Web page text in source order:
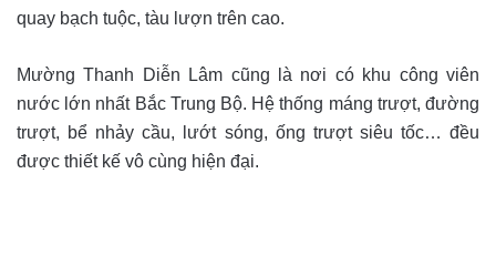
quay bạch tuộc, tàu lượn trên cao.
Mường Thanh Diễn Lâm cũng là nơi có khu công viên
nước lớn nhất Bắc Trung Bộ. Hệ thống máng trượt, đường
trượt, bể nhảy cầu, lướt sóng, ống trượt siêu tốc… đều
được thiết kế vô cùng hiện đại.